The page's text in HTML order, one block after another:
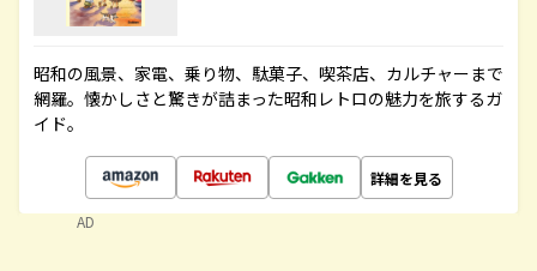
昭和の風景、家電、乗り物、駄菓子、喫茶店、カルチャーまで
網羅。懐かしさと驚きが詰まった昭和レトロの魅力を旅するガ
イド。
詳細を見る
AD